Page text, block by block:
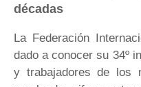
décadas
La Federación
dado a conocer su 34º
y trabajadores de los